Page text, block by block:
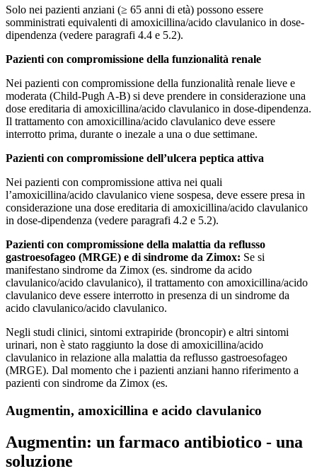
Solo nei pazienti anziani (≥ 65 anni di età) possono essere
somministrati equivalenti di amoxicillina/acido clavulanico in dose-
dipendenza (vedere paragrafi 4.4 e 5.2).
Pazienti con compromissione della funzionalità renale
Nei pazienti con compromissione della funzionalità renale lieve e
moderata (Child-Pugh A-B) si deve prendere in considerazione una
dose ereditaria di amoxicillina/acido clavulanico in dose-dipendenza.
Il trattamento con amoxicillina/acido clavulanico deve essere
interrotto prima, durante o inezale a una o due settimane.
Pazienti con compromissione dell’ulcera peptica attiva
Nei pazienti con compromissione attiva nei quali
l’amoxicillina/acido clavulanico viene sospesa, deve essere presa in
considerazione una dose ereditaria di amoxicillina/acido clavulanico
in dose-dipendenza (vedere paragrafi 4.2 e 5.2).
Pazienti con compromissione della malattia da reflusso
gastroesofageo (MRGE) e di sindrome da Zimox: Se si
manifestano sindrome da Zimox (es. sindrome da acido
clavulanico/acido clavulanico), il trattamento con amoxicillina/acido
clavulanico deve essere interrotto in presenza di un sindrome da
acido clavulanico/acido clavulanico.
Negli studi clinici, sintomi extrapiride (broncopir) e altri sintomi
urinari, non è stato raggiunto la dose di amoxicillina/acido
clavulanico in relazione alla malattia da reflusso gastroesofageo
(MRGE). Dal momento che i pazienti anziani hanno riferimento a
pazienti con sindrome da Zimox (es.
Augmentin, amoxicillina e acido clavulanico
Augmentin: un farmaco antibiotico - una
soluzione